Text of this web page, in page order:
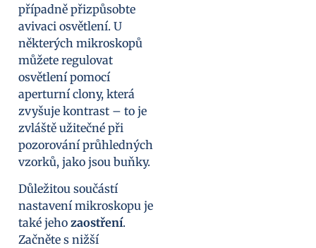
případně přizpůsobte
avivaci osvětlení. U
některých mikroskopů
můžete regulovat
osvětlení pomocí
aperturní clony, která
zvyšuje kontrast – to je
zvláště užitečné při
pozorování průhledných
vzorků, jako jsou buňky.
Důležitou součástí
nastavení mikroskopu je
také jeho zaostření.
Začněte s nižší